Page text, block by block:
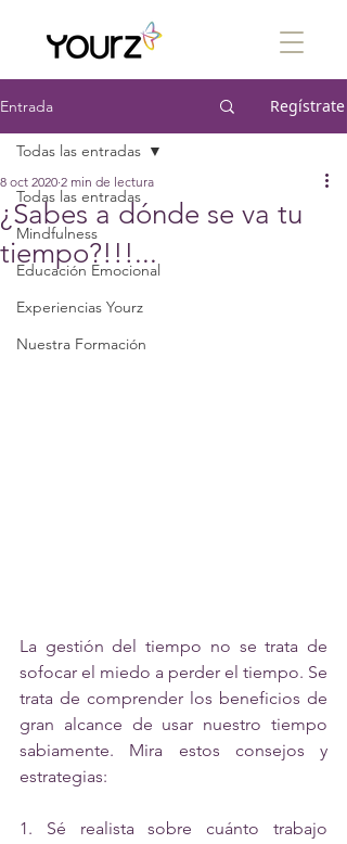
Entrada Regístrate
Todas las entradas
Mindfulness
Educación Emocional
Experiencias Yourz
Nuestra Formación
Todas las entradas
¿Sabes a dónde se va tu
tiempo?!!!...
8 oct 2020 2 min de lectura
La gestión del tiempo no se trata de
sofocar el miedo a perder el tiempo. Se
trata de comprender los beneficios de
gran alcance de usar nuestro tiempo
sabiamente. Mira estos consejos y
estrategias:
1. Sé realista sobre cuánto trabajo